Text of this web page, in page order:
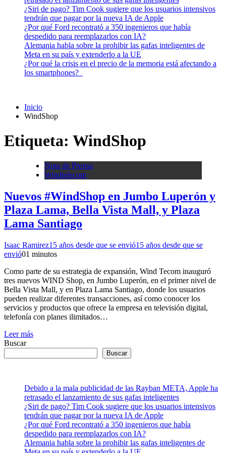
¿Siri de pago? Tim Cook sugiere que los usuarios intensivos
tendrán que pagar por la nueva IA de Apple
¿Por qué Ford recontrató a 350 ingenieros que había
despedido para reemplazarlos con IA?
Alemania habla sobre la prohibir las gafas inteligentes de
Meta en su país y extenderlo a la UE
¿Por qué la crisis en el precio de la memoria está afectando a
los smartphones?
Inicio
WindShop
Etiqueta: WindShop
Nota de Prensa
Windtelecom
Nuevos #WindShop en Jumbo Luperón y
Plaza Lama, Bella Vista Mall, y Plaza
Lama Santiago
Isaac Ramirez15 años desde que se envió15 años desde que se
envió01 minutos
Como parte de su estrategia de expansión, Wind Tecom inauguró
tres nuevos WIND Shop, en Jumbo Luperón, en el primer nivel de
Bella Vista Mall, y en Plaza Lama Santiago, donde los usuarios
pueden realizar diferentes transacciones, así como conocer los
servicios y productos que ofrece la empresa en televisión digital,
telefonía con planes ilimitados…
Leer más
Buscar
Buscar
Debido a la mala publicidad de las Rayban META, Apple ha
retrasado el lanzamiento de sus gafas inteligentes
¿Siri de pago? Tim Cook sugiere que los usuarios intensivos
tendrán que pagar por la nueva IA de Apple
¿Por qué Ford recontrató a 350 ingenieros que había
despedido para reemplazarlos con IA?
Alemania habla sobre la prohibir las gafas inteligentes de